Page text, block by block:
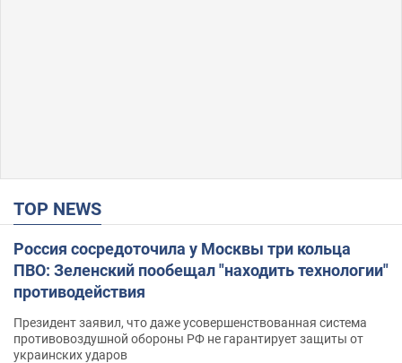
TOP NEWS
Россия сосредоточила у Москвы три кольца
ПВО: Зеленский пообещал "находить технологии"
противодействия
Президент заявил, что даже усовершенствованная система
противовоздушной обороны РФ не гарантирует защиты от
украинских ударов